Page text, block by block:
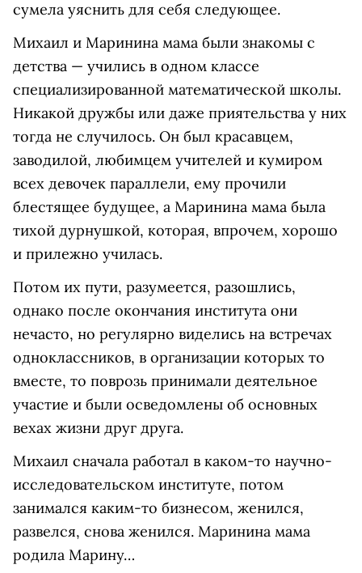
сумела уяснить для себя следующее.
Михаил и Маринина мама были знакомы с
детства — учились в одном классе
специализированной математической школы.
Никакой дружбы или даже приятельства у них
тогда не случилось. Он был красавцем,
заводилой, любимцем учителей и кумиром
всех девочек параллели, ему прочили
блестящее будущее, а Маринина мама была
тихой дурнушкой, которая, впрочем, хорошо
и прилежно училась.
Потом их пути, разумеется, разошлись,
однако после окончания института они
нечасто, но регулярно виделись на встречах
одноклассников, в организации которых то
вместе, то поврозь принимали деятельное
участие и были осведомлены об основных
вехах жизни друг друга.
Михаил сначала работал в каком-то научно-
исследовательском институте, потом
занимался каким-то бизнесом, женился,
развелся, снова женился. Маринина мама
родила Марину…